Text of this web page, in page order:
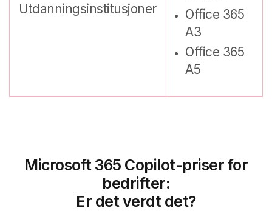
Utdanningsinstitusjoner
Office 365
A3
Office 365
A5
Microsoft 365 Copilot-priser for
bedrifter:
Er det verdt det?